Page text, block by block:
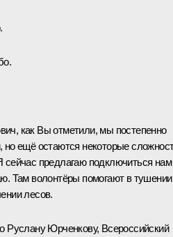
как Вы отметили, мы постепенно
ещё остаются некоторые
предлагаю подключиться нам
Там волонтёры помогают в тушении
лесов.
Руслану Юрченкову, Всероссийский